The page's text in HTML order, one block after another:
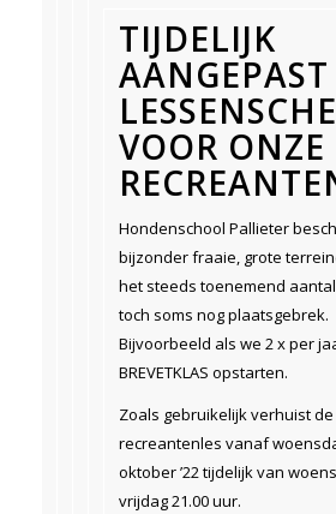
TIJDELIJK
AANGEPAST
VOOR ONZE
Hondenschool Pallieter
bijzonder fraaie, grote
het steeds toenemend
toch soms nog plaatsgebrek.
Bijvoorbeeld als we 2 x per
BREVETKLAS opstarten.
Zoals gebruikelijk verhuist de
recreantenles vanaf
oktober ’22 tijdelijk van
vrijdag 21.00 uur.